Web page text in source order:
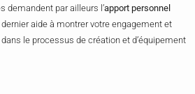
demandent par ailleurs l’apport personnel
aide à montrer votre engagement et
le processus de création et d’équipement